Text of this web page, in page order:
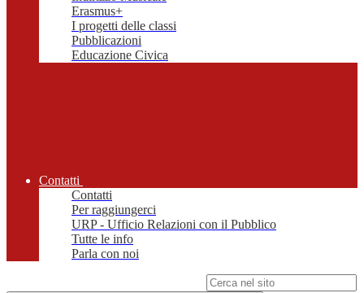
Erasmus+
I progetti delle classi
Pubblicazioni
Educazione Civica
Contatti
Contatti
Per raggiungerci
URP - Ufficio Relazioni con il Pubblico
Tutte le info
Parla con noi